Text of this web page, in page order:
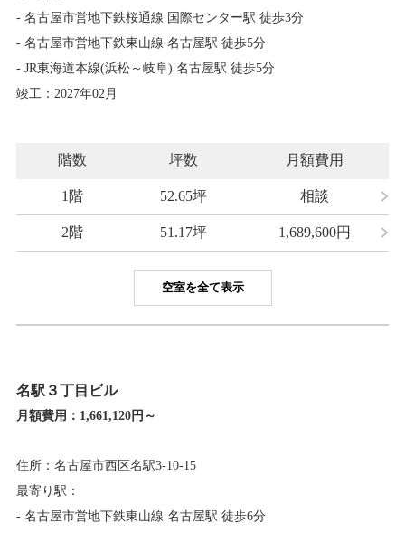
- 名古屋市営地下鉄桜通線 国際センター駅 徒歩3分
- 名古屋市営地下鉄東山線 名古屋駅 徒歩5分
- JR東海道本線(浜松～岐阜) 名古屋駅 徒歩5分
竣工：2027年02月
階数 坪数 月額費用
1階 52.65坪 相談
2階 51.17坪 1,689,600円
空室を全て表示
名駅３丁目ビル
月額費用： 1,661,120円～
住所：名古屋市西区名駅3-10-15
最寄り駅：
- 名古屋市営地下鉄東山線 名古屋駅 徒歩6分